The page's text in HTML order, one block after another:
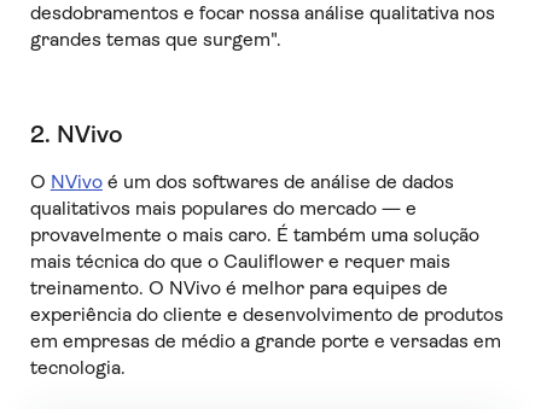
desdobramentos e focar nossa análise qualitativa nos
grandes temas que surgem".
2. NVivo
O NVivoé um dos softwares de análise de dados
qualitativos mais populares do mercado — e
provavelmente o mais caro. É também uma solução
mais técnica do que o Cauliflower e requer mais
treinamento. O NVivo é melhor para equipes de
experiência do cliente e desenvolvimento de produtos
em empresas de médio a grande porte e versadas em
tecnologia.